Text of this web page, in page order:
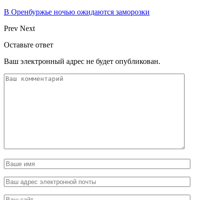
В Оренбуржье ночью ожидаются заморозки
Prev Next
Оставьте ответ
Ваш электронный адрес не будет опубликован.